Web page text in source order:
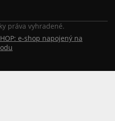
práva vyhradené.
e-shop napojený na